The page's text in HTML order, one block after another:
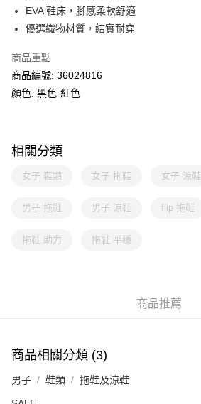
單筆訂單淨值滿$399可享免運費優惠
每筆HK$30.00，滿HK$399.00或以上免運費
滿$599可享澳門免運費優惠
EVA 鞋床，腳感柔軟舒適
優選織物材質，結實耐穿
商品重點
商品編號: 36024816
顏色: 黑色-紅色
相關分類
女子 鞋類 女子 拖鞋 女子 涼鞋
男子 拖鞋 男子 涼鞋 flip 拖鞋
拖鞋 助力 拖鞋 平穩
商品推薦
商品相關分類 (3)
男子 鞋類 拖鞋及涼鞋